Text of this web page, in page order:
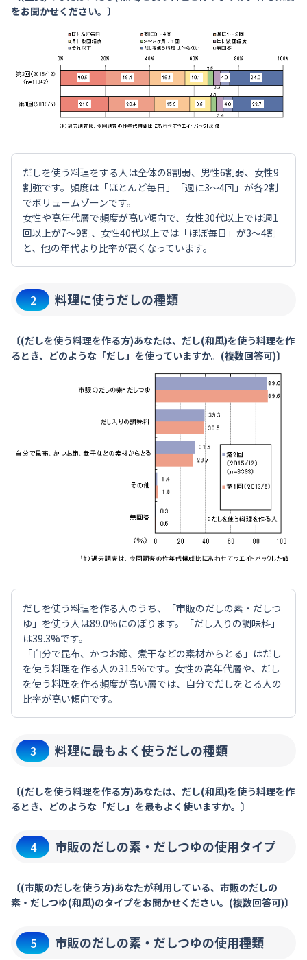
をお聞かせください。〕
だしを使う料理をする人は全体の8割弱、男性6割弱、女性9
割強です。頻度は「ほとんど毎日」「週に3～4回」が各2割
でボリュームゾーンです。
女性や高年代層で頻度が高い傾向で、女性30代以上では週1
回以上が7～9割、女性40代以上では「ほぼ毎日」が3～4割
と、他の年代より比率が高くなっています。
2 料理に使うだしの種類
〔(だしを使う料理を作る方)あなたは、だし(和風)を使う料理を作
るとき、どのような「だし」を使っていますか。(複数回答可)〕
だしを使う料理を作る人のうち、「市販のだしの素・だしつ
ゆ」を使う人は89.0%にのぼります。「だし入りの調味料」
は39.3%です。
「自分で昆布、かつお節、煮干などの素材からとる」はだし
を使う料理を作る人の31.5%です。女性の高年代層や、だし
を使う料理を作る頻度が高い層では、自分でだしをとる人の
比率が高い傾向です。
3 料理に最もよく使うだしの種類
〔(だしを使う料理を作る方)あなたは、だし(和風)を使う料理を作
るとき、どのような「だし」を最もよく使いますか。〕
4 市販のだしの素・だしつゆの使用タイプ
〔(市販のだしを使う方)あなたが利用している、市販のだしの
素・だしつゆ(和風)のタイプをお聞かせください。(複数回答可)〕
5 市販のだしの素・だしつゆの使用種類